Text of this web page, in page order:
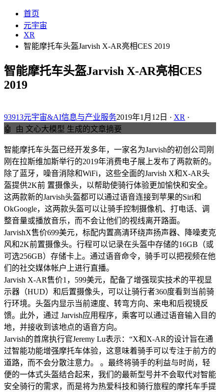
首页
元宇宙
XR
智能摩托车头盔Jarvish X-AR亮相CES 2019
智能摩托车头盔Jarvish X-AR亮相CES
2019
93913元宇宙&AI信息与产业服务2019年1月12日 · XR ·
🤖
由 文心大模型 生成的文章摘要
智能摩托车头盔已经开发多年，一家名为Jarvish的初创公司刚
刚在拉斯维加斯举行的2019年消费电子展上发布了两款新的。
除了蓝牙，噪音消除和WiFi，这些全面的Jarvish X和X-AR头
盔提供2K前 置摄像头，以帮助使骑行体验更加愉快和安全。
这两款新的Jarvish头盔都可以通过语音连接到苹果的Siri和
OkGoogle，这两款头盔可以让骑手控制摄像机、打电话、调
整音量或播放音乐，而不会让他们的视线离开路面。
JarvishX售价699美元，标配内置高清环绕声扬声器、降噪麦克
风和2K前置摄像头。行程可以记录在头盔中存储的16GB（或
可选256GB）存储卡上。通过语音命令，骑手可以把视频在他
们的社交媒体帐户上进行直播。
Jarvish X-AR售价1，599美元，配备了增强现实技术的平视显
示器（HUD）和后置摄像头，可以让骑行者360度看到当前骑
行环境。头盔内显示当前速度、转弯方向、来电和后视镜反
馈。此外，通过 Jarvish应用程序，乘客可以通过语音输入目的
地，并接收到该地点的语音方向。
Jarvish的首席执行官Jeremy Lu表示：“X和X-AR的设计旨在通
过智能功能增强摩托车体验，这意味着骑手可以专注于前方的
道路，而不会分散注意力。 。最终将骑手的利益与时尚，轻
便的一体式头盔结合起来，我们的最新型号并不会取代对智能
安全骑行的需求，而是将为热爱科技和骑行旅程的摩托车手提